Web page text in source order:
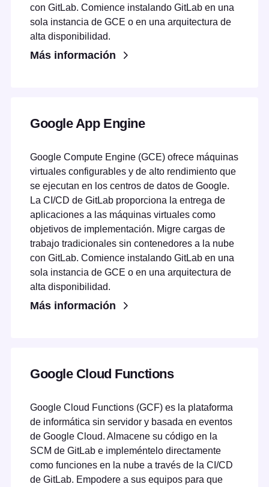
con GitLab. Comience instalando GitLab en una
sola instancia de GCE o en una arquitectura de
alta disponibilidad.
Más información
Google App Engine
Google Compute Engine (GCE) ofrece máquinas
virtuales configurables y de alto rendimiento que
se ejecutan en los centros de datos de Google.
La CI/CD de GitLab proporciona la entrega de
aplicaciones a las máquinas virtuales como
objetivos de implementación. Migre cargas de
trabajo tradicionales sin contenedores a la nube
con GitLab. Comience instalando GitLab en una
sola instancia de GCE o en una arquitectura de
alta disponibilidad.
Más información
Google Cloud Functions
Google Cloud Functions (GCF) es la plataforma
de informática sin servidor y basada en eventos
de Google Cloud. Almacene su código en la
SCM de GitLab e impleméntelo directamente
como funciones en la nube a través de la CI/CD
de GitLab. Empodere a sus equipos para que